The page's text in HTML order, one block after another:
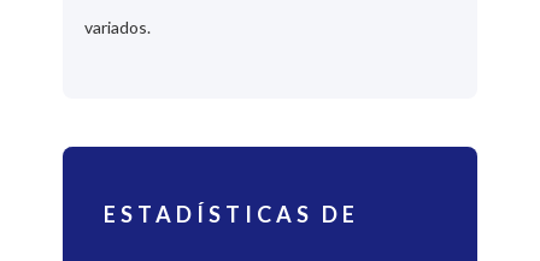
variados.
ESTADÍSTICAS DE